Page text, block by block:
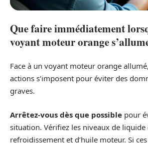
Que faire immédiatement
voyant moteur orange
Face à un voyant moteur orange
actions s’imposent pour éviter des
graves.
Arrêtez-vous dès que possible pour
situation. Vérifiez les niveaux de liquide
refroidissement et d’huile moteur. Si